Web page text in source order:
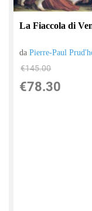
La Fiaccola di
daPierre-Paul
€145.00
€78.30